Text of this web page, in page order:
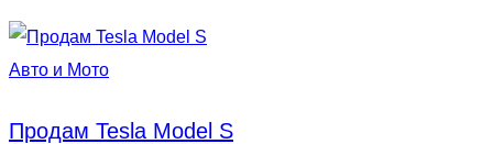
Авто и Мото
Продам Tesla Model S